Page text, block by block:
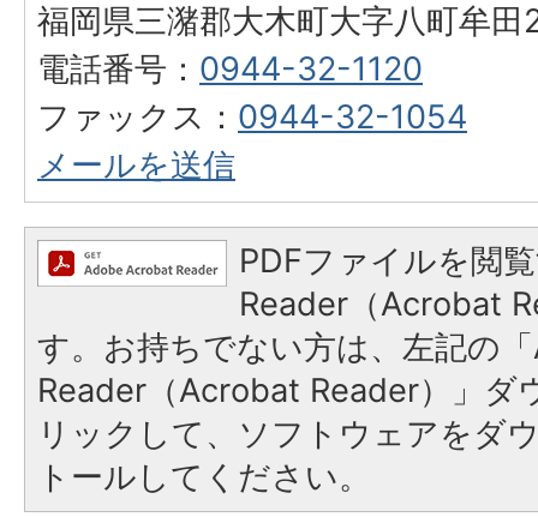
福岡県三潴郡大木町大字八町牟
電話番号： 0944-32-1120
ファックス： 0944-32-1054
メールを送信
PDFファイルを閲
Reader（Acrobat
す。お持ちでない方は、左記の
Reader（Acrobat Reader）」ダ
リックして、ソフトウェアをダ
トールしてください。